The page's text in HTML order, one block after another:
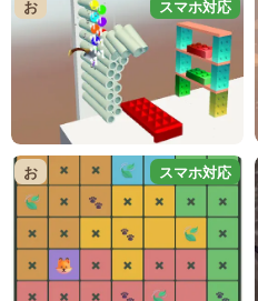
お スマホ対応
お スマホ対応